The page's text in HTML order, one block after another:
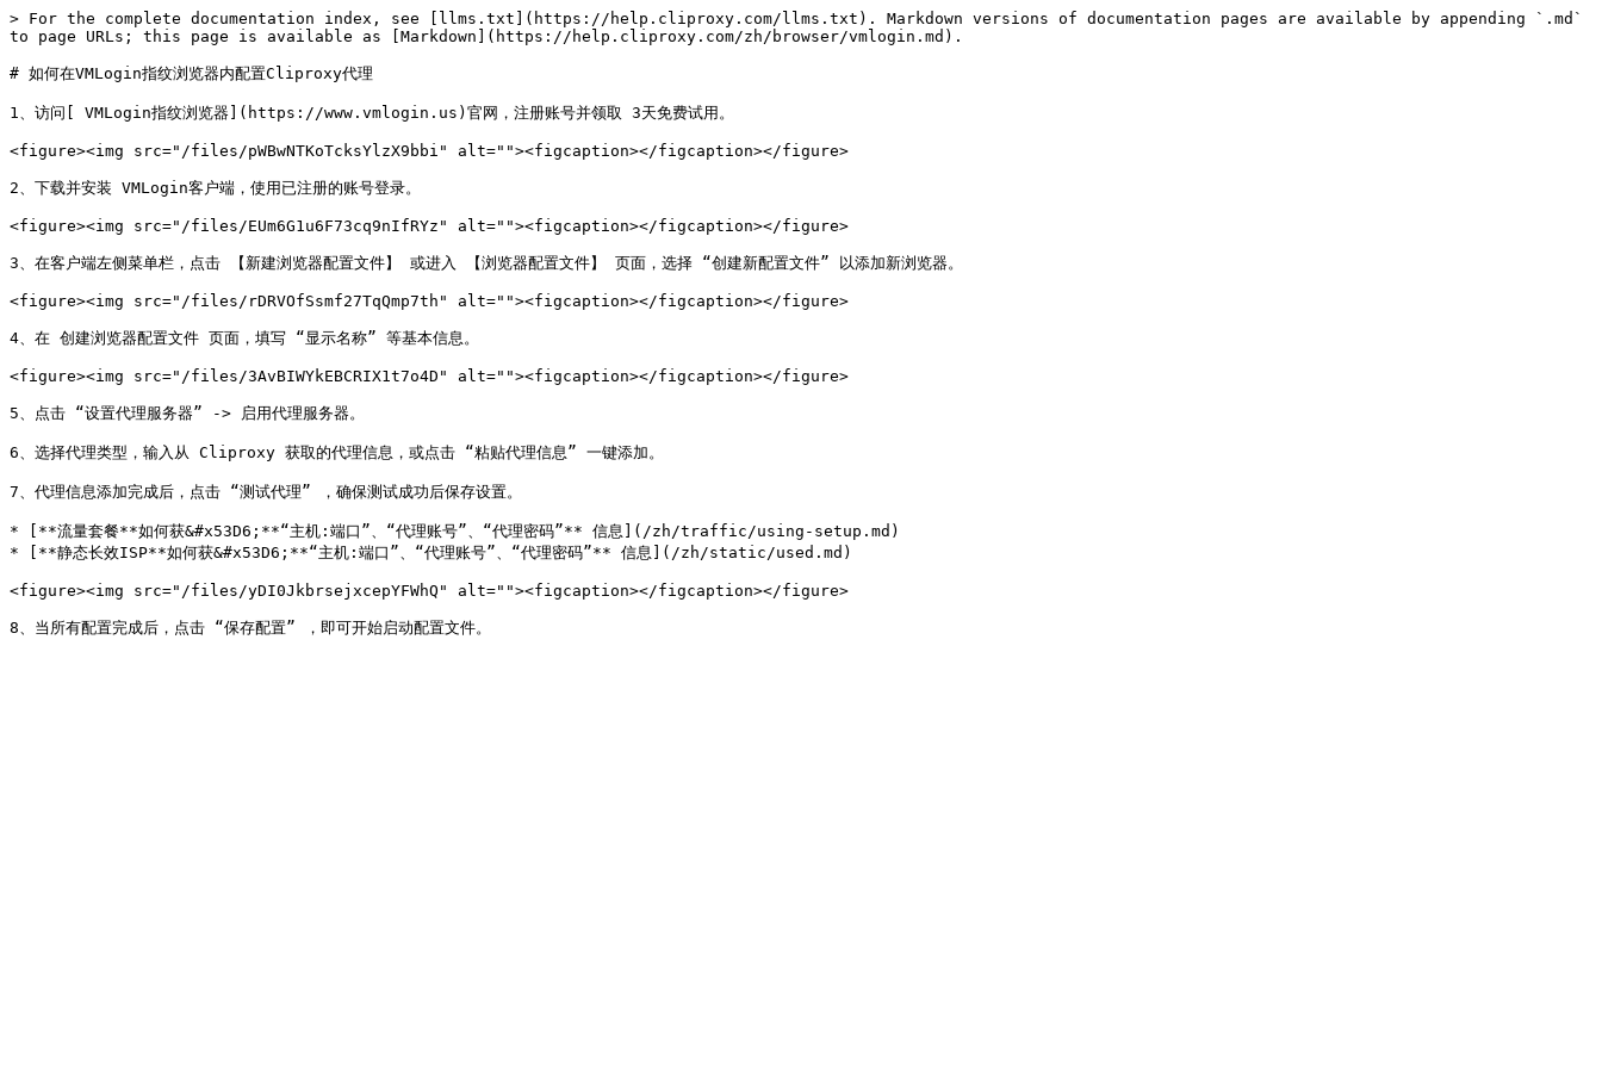
> For the complete documentation index, see [llms.txt](https://help.cliproxy.com/llms.txt). Markdown versions of documentation pages are available by appending `.md`
to page URLs; this page is available as [Markdown](https://help.cliproxy.com/zh/browser/vmlogin.md).
# 如何在VMLogin指纹浏览器内配置Cliproxy代理
1、访问[ VMLogin指纹浏览器](https://www.vmlogin.us)官网，注册账号并领取 3天免费试用。
<figure><img src="/files/pWBwNTKoTcksYlzX9bbi" alt=""><figcaption></figcaption></figure>
2、下载并安装 VMLogin客户端，使用已注册的账号登录。
<figure><img src="/files/EUm6G1u6F73cq9nIfRYz" alt=""><figcaption></figcaption></figure>
3、在客户端左侧菜单栏，点击 【新建浏览器配置文件】 或进入 【浏览器配置文件】 页面，选择 “创建新配置文件” 以添加新浏览器。
<figure><img src="/files/rDRVOfSsmf27TqQmp7th" alt=""><figcaption></figcaption></figure>
4、在 创建浏览器配置文件 页面，填写 “显示名称” 等基本信息。
<figure><img src="/files/3AvBIWYkEBCRIX1t7o4D" alt=""><figcaption></figcaption></figure>
5、点击 “设置代理服务器” -> 启用代理服务器。
6、选择代理类型，输入从 Cliproxy 获取的代理信息，或点击 “粘贴代理信息” 一键添加。
7、代理信息添加完成后，点击 “测试代理” ，确保测试成功后保存设置。
* [**流量套餐**如何获&#x53D6;**“主机:端口”、“代理账号”、“代理密码”** 信息](/zh/traffic/using-setup.md)
* [**静态长效ISP**如何获&#x53D6;**“主机:端口”、“代理账号”、“代理密码”** 信息](/zh/static/used.md)
<figure><img src="/files/yDI0JkbrsejxcepYFWhQ" alt=""><figcaption></figcaption></figure>